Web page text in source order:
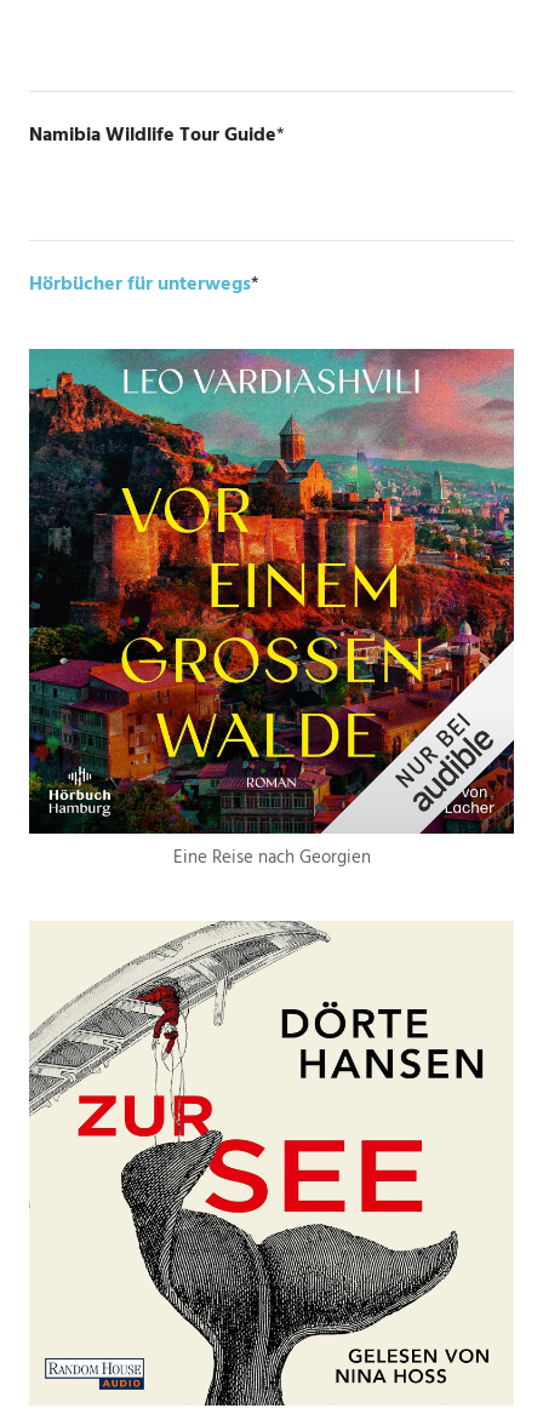
Namibia Wildlife Tour Guide*
Hörbücher für unterwegs*
Eine Reise nach Georgien